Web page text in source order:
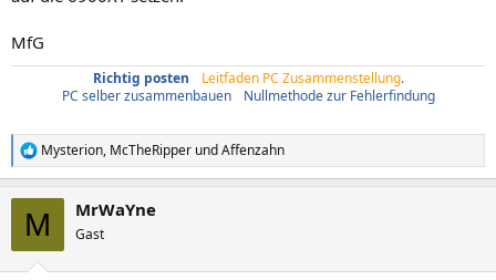
MfG
Richtig posten Leitfaden PC Zusammenstellung.
PC selber zusammenbauen
Nullmethode zur Fehlerfindung
R
e
Mysterion, McTheRipper undAffenzahn
M MrWaYne
Gast